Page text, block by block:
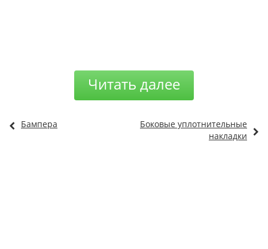
Читать далее
Бампера
Боковые уплотнительные
накладки